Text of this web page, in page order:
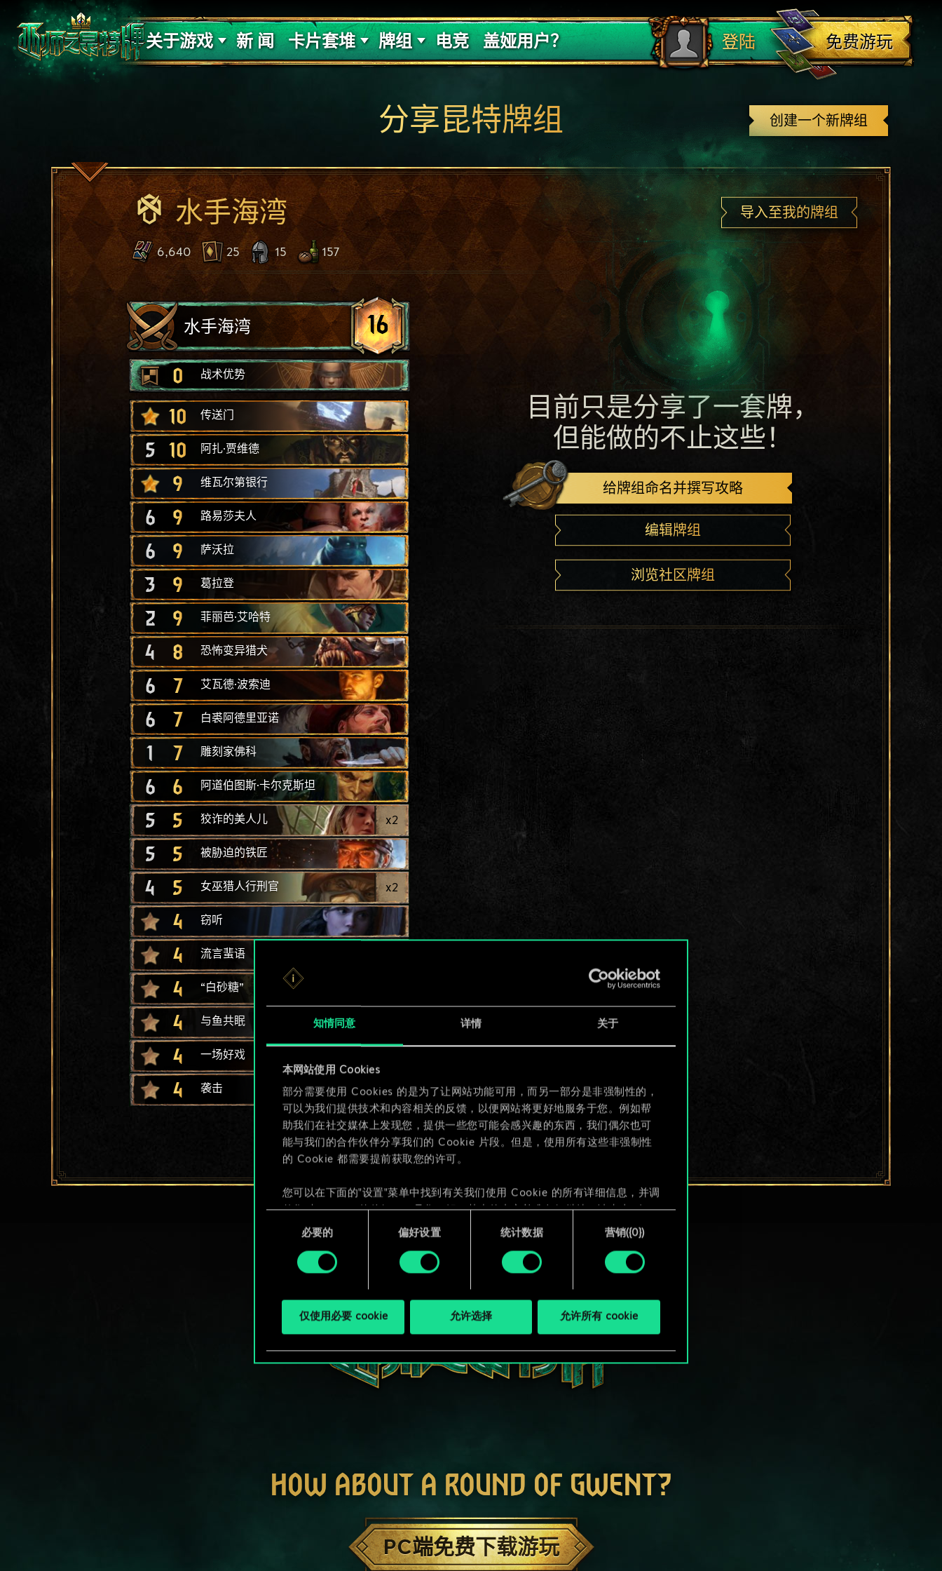
知情同意 详情 关于
本网站使用 Cookies
部分需要使用 Cookies 的是为了让网站功能可用，而另一部分是非强制性的，
可以为我们提供技术和内容相关的反馈，以便网站将更好地服务于您。例如帮
助我们在社交媒体上发现您，提供一些您可能会感兴趣的东西，我们偶尔也可
能与我们的合作伙伴分享我们的 Cookie 片段。但是，使用所有这些非强制性
的 Cookie 都需要提前获取您的许可。
您可以在下面的"设置"菜单中找到有关我们使用 Cookie 的所有详细信息，并调
整您对 Cookie 的偏好。一旦您了解了其中的内容并准备好继续，请点击"确
定"。
必要的 偏好设置 统计数据 营销({0})
仅使用必要 cookie 允许选择 允许所有 cookie
关于游戏
支持
新 闻 卡片套堆
力量的代价
牌组
牌组攻略
电竞 盖娅用户？ 登陆
登出
免费游玩
创建一个新牌组
分享昆特牌组
水手海湾 导入至我的牌组
6,640 25 15 157
水手海湾 16
0 战术优势
10 传送门
5 10 阿扎·贾维德
9 维瓦尔第银行
6 9 路易莎夫人
6 9 萨沃拉
3 9 葛拉登
2 9 菲丽芭·艾哈特
4 8 恐怖变异猎犬
6 7 艾瓦德·波索迪
6 7 白裘阿德里亚诺
1 7 雕刻家佛科
6 6 阿道伯图斯·卡尔克斯坦
5 5 狡诈的美人儿 x2
5 5 被胁迫的铁匠
4 5 女巫猎人行刑官 x2
4 窃听
4 流言蜚语
4 “白砂糖”
4 与鱼共眠
4 一场好戏
4 袭击
目前只是分享了一套牌，
但能做的不止这些！
给牌组命名并撰写攻略
编辑牌组
浏览社区牌组
HOW ABOUT A ROUND OF GWENT?
PC端免费下载游玩